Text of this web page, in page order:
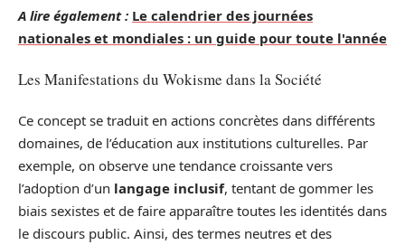
A lire également : Le calendrier des journées
nationales et mondiales : un guide pour toute l'année
Les Manifestations du Wokisme dans la Société
Ce concept se traduit en actions concrètes dans différents
domaines, de l’éducation aux institutions culturelles. Par
exemple, on observe une tendance croissante vers
l’adoption d’un langage inclusif, tentant de gommer les
biais sexistes et de faire apparaître toutes les identités dans
le discours public. Ainsi, des termes neutres et des